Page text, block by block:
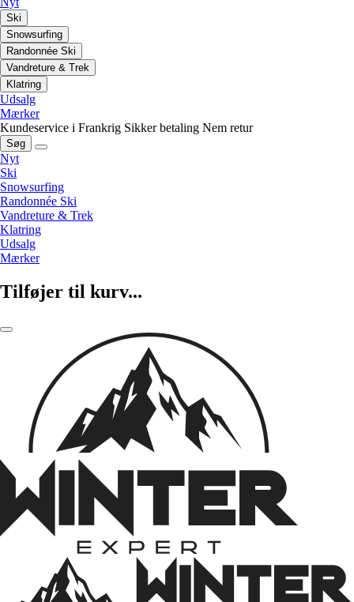
Ski
Snowsurfing
Randonnée Ski
Vandreture & Trek
Klatring
Udsalg
Mærker
Kundeservice i Frankrig Sikker betaling Nem retur
Søg
Nyt
Ski
Snowsurfing
Randonnée Ski
Vandreture & Trek
Klatring
Udsalg
Mærker
Tilføjer til kurv...